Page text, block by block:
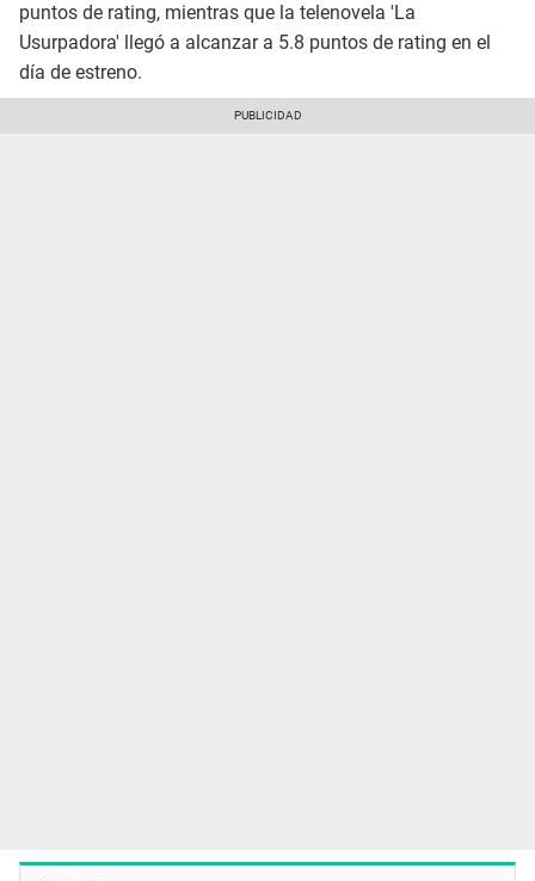
puntos de rating, mientras que la telenovela 'La
Usurpadora' llegó a alcanzar a 5.8 puntos de rating en el
día de estreno.